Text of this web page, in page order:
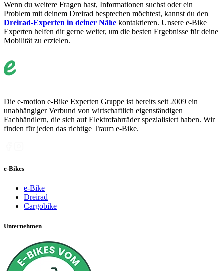
Wenn du weitere Fragen hast, Informationen suchst oder ein
Problem mit deinem Dreirad besprechen möchtest, kannst du den
Dreirad-Experten in deiner Nähe kontaktieren. Unsere e-Bike
Experten helfen dir gerne weiter, um die besten Ergebnisse für deine
Mobilität zu erzielen.
Die e-motion e-Bike Experten Gruppe ist bereits seit 2009 ein
unabhängiger Verbund von wirtschaftlich eigenständigen
Fachhändlern, die sich auf Elektrofahrräder spezialisiert haben. Wir
finden für jeden das richtige Traum e-Bike.
e-Bikes
e-Bike
Dreirad
Cargobike
Unternehmen